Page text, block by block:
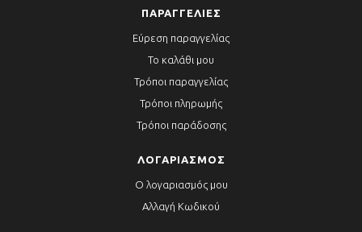
ΠΑΡΑΓΓΕΛΊΕΣ
Εύρεση παραγγελίας
Το καλάθι μου
Τρόποι παραγγελίας
Τρόποι πληρωμής
Τρόποι παράδοσης
ΛΟΓΑΡΙΑΣΜΌΣ
Ο λογαριασμός μου
Αλλαγή Κωδικού